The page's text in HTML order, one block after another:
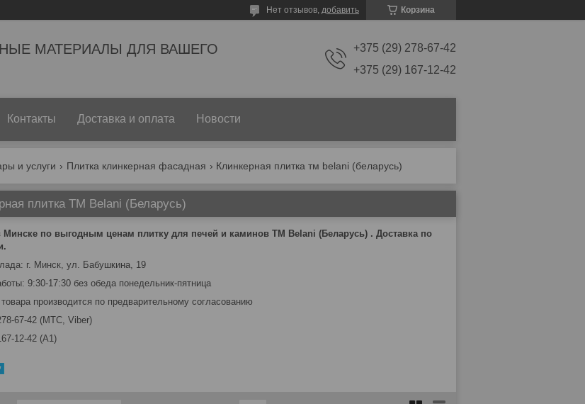
Корзина
Нет отзывов, добавить
МАТЕРИАЛЫ ДЛЯ ВАШЕГО
+375 (29) 278-67-42
+375 (29) 167-12-42
Контакты Доставка и оплата Новости
и услуги Плитка клинкерная фасадная Клинкерная плитка тм belani (беларусь)
плитка ТМ Belani (Беларусь)
Минске по выгодным ценам плитку для печей и каминов ТМ Belani (Беларусь) . Доставка по
г. Минск, ул. Бабушкина, 19
9:30-17:30 без обеда понедельник-пятница
товара производится по предварительному согласованию
67-42 (МТС, Viber)
12-42 (А1)